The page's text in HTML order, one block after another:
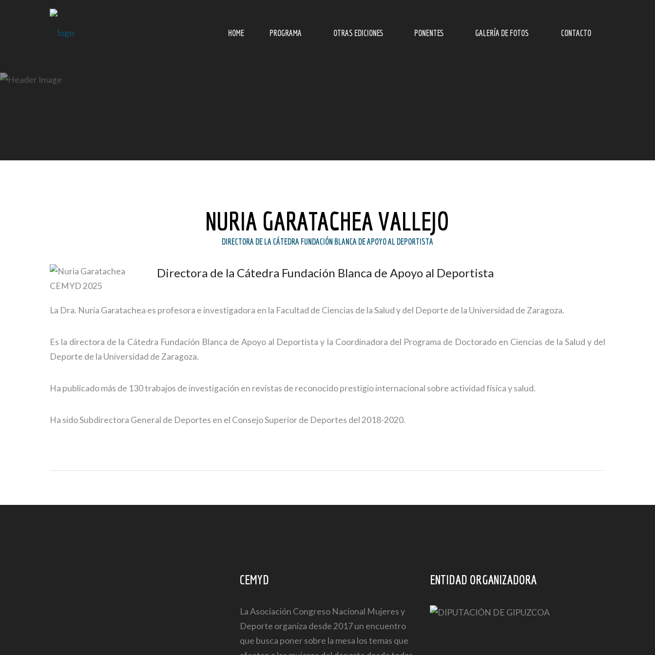
HOME PROGRAMA OTRAS EDICIONES PONENTES GALERÍA DE FOTOS CONTACTO
NURIA GARATACHEA VALLEJO
DIRECTORA DE LA CÁTEDRA FUNDACIÓN BLANCA DE APOYO AL DEPORTISTA
Directora de la Cátedra Fundación Blanca de Apoyo al Deportista
La Dra. Nuria Garatachea es profesora e investigadora en la Facultad de Ciencias de la Salud y del Deporte de la Universidad de Zaragoza.
Es la directora de la Cátedra Fundación Blanca de Apoyo al Deportista y la Coordinadora del Programa de Doctorado en Ciencias de la Salud y del
Deporte de la Universidad de Zaragoza.
Ha publicado más de 130 trabajos de investigación en revistas de reconocido prestigio internacional sobre actividad física y salud.
Ha sido Subdirectora General de Deportes en el Consejo Superior de Deportes del 2018-2020.
CEMYD
La Asociación Congreso Nacional Mujeres y
Deporte organiza desde 2017 un encuentro
que busca poner sobre la mesa los temas que
ENTIDAD ORGANIZADORA